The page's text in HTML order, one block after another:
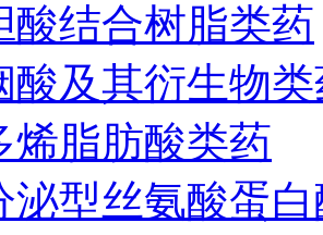
酸结合树脂类药
酸及其衍生物
烯脂肪酸类药
泌型丝氨酸蛋